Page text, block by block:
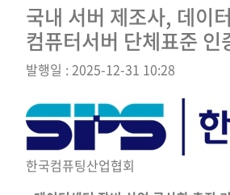
국내 서버 제조사, 데이
컴퓨터서버 단체표준
발행일 : 2025-12-31 10:28
한국컴퓨팅산업협회